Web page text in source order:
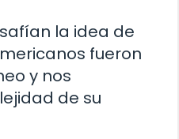
la idea de
fueron
y nos
de su